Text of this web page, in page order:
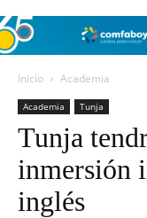
Inicio Academia
Academia Tunja
Tunja
inmersión
inglés